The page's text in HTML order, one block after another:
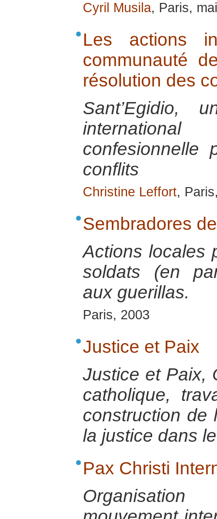
Cyril Musila, Paris,
Les actions
communauté
résolution des
Sant’Egidio,
confesionnelle
conflits
Christine Leffort,
Sembradores
Actions locales
soldats (en
aux guerillas.
Paris, 2003
Justice et Paix
Justice et Paix,
catholique,
construction de
la justice dans
Pax Christi